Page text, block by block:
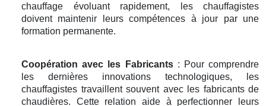
chauffage évoluant rapidement, les chauffagistes
doivent maintenir leurs compétences à jour par une
formation permanente.
Coopération avec les Fabricants: Pour comprendre
les dernières innovations technologiques, les
chauffagistes travaillent souvent avec les fabricants de
chaudières. Cette relation aide à perfectionner leurs